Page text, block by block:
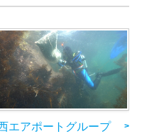
エアポートグループ